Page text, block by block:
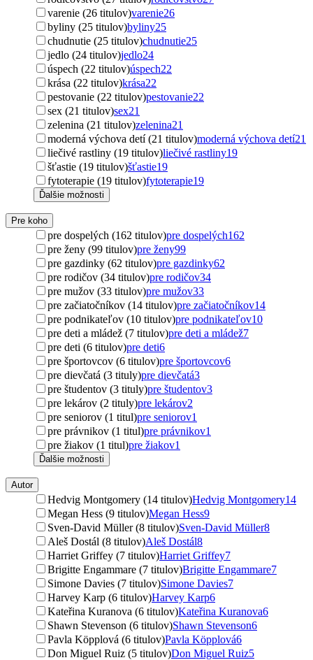
varenie (26 titulov)varenie26
byliny (25 titulov)byliny25
chudnutie (25 titulov)chudnutie25
jedlo (24 titulov)jedlo24
úspech (22 titulov)úspech22
krása (22 titulov)krása22
pestovanie (22 titulov)pestovanie22
sex (21 titulov)sex21
zelenina (21 titulov)zelenina21
moderná výchova detí (21 titulov)moderná výchova detí21
liečivé rastliny (19 titulov)liečivé rastliny19
šťastie (19 titulov)šťastie19
fytoterapie (19 titulov)fytoterapie19
Ďalšie možnosti
Pre koho
pre dospelých (162 titulov)pre dospelých162
pre ženy (99 titulov)pre ženy99
pre gazdinky (62 titulov)pre gazdinky62
pre rodičov (34 titulov)pre rodičov34
pre mužov (33 titulov)pre mužov33
pre začiatočníkov (14 titulov)pre začiatočníkov14
pre podnikateľov (10 titulov)pre podnikateľov10
pre deti a mládež (7 titulov)pre deti a mládež7
pre deti (6 titulov)pre deti6
pre športovcov (6 titulov)pre športovcov6
pre dievčatá (3 tituly)pre dievčatá3
pre študentov (3 tituly)pre študentov3
pre lekárov (2 tituly)pre lekárov2
pre seniorov (1 titul)pre seniorov1
pre právnikov (1 titul)pre právnikov1
pre žiakov (1 titul)pre žiakov1
Ďalšie možnosti
Autor
Hedvig Montgomery (14 titulov)Hedvig Montgomery14
Megan Hess (9 titulov)Megan Hess9
Sven-David Müller (8 titulov)Sven-David Müller8
Aleš Dostál (8 titulov)Aleš Dostál8
Harriet Griffey (7 titulov)Harriet Griffey7
Brigitte Engammare (7 titulov)Brigitte Engammare7
Simone Davies (7 titulov)Simone Davies7
Harvey Karp (6 titulov)Harvey Karp6
Kateřina Kuranova (6 titulov)Kateřina Kuranova6
Shawn Stevenson (6 titulov)Shawn Stevenson6
Pavla Köpplová (6 titulov)Pavla Köpplová6
Don Miguel Ruiz (5 titulov)Don Miguel Ruiz5